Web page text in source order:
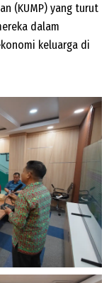
(KUMP) yang turut
dalam
keluarga di